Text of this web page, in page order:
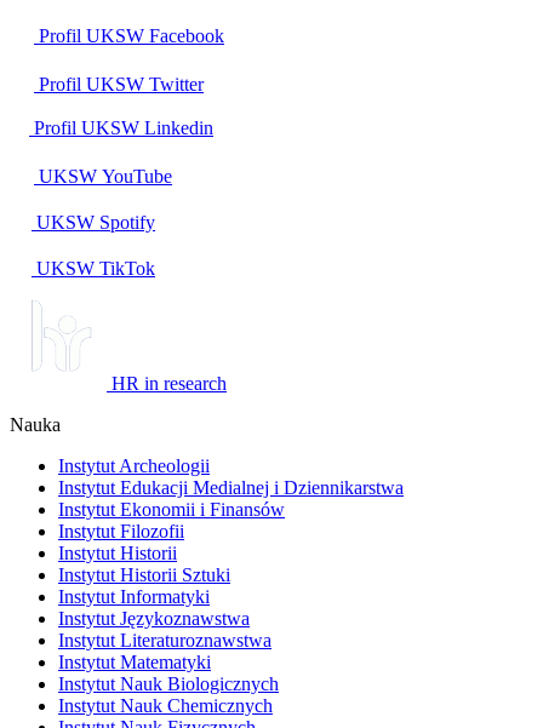
Profil UKSW Facebook
Profil UKSW Twitter
Profil UKSW Linkedin
UKSW YouTube
UKSW Spotify
UKSW TikTok
HR in research
Nauka
Instytut Archeologii
Instytut Edukacji Medialnej i Dziennikarstwa
Instytut Ekonomii i Finansów
Instytut Filozofii
Instytut Historii
Instytut Historii Sztuki
Instytut Informatyki
Instytut Językoznawstwa
Instytut Literaturoznawstwa
Instytut Matematyki
Instytut Nauk Biologicznych
Instytut Nauk Chemicznych